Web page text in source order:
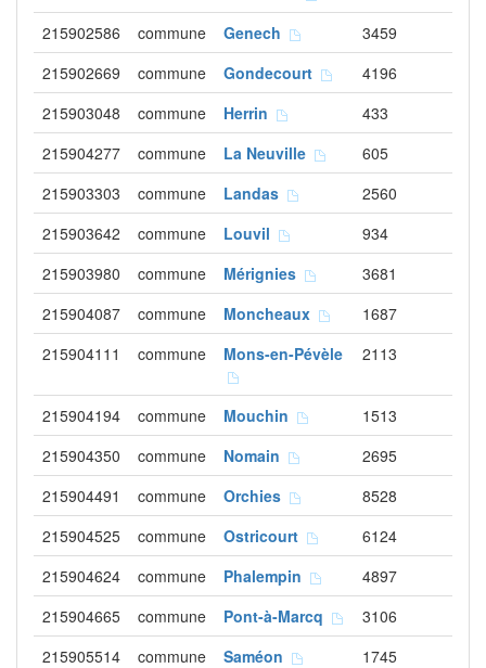
215902586
commune Genech
3459
215902669
commune Gondecourt
4196
215903048
commune Herrin
433
215904277
commune La Neuville
605
215903303
commune Landas
2560
215903642
commune Louvil
934
215903980
commune Mérignies
3681
215904087
commune Moncheaux
1687
215904111
commune Mons-en-Pévèle 2113
215904194 commune Mouchin
1513
215904350
commune Nomain
2695
215904491
commune Orchies
8528
215904525
commune Ostricourt
6124
215904624
commune Phalempin
4897
215904665
commune Pont-à-Marcq
3106
215905514
commune Saméon
1745